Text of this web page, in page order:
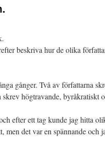
beskriva hur de olika
gånger. Två av författarna
högtravande, byråkratiskt
efter ett tag kunde jag hitta
det var en spännande och